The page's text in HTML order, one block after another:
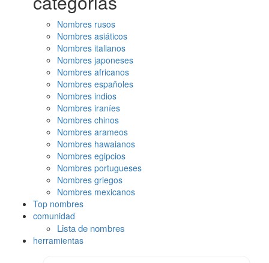
Nombres rusos
Nombres asiáticos
Nombres italianos
Nombres japoneses
Nombres africanos
Nombres españoles
Nombres indios
Nombres iraníes
Nombres chinos
Nombres arameos
Nombres hawaianos
Nombres egipcios
Nombres portugueses
Nombres griegos
Nombres mexicanos
Top nombres
comunidad
Lista de nombres
herramientas